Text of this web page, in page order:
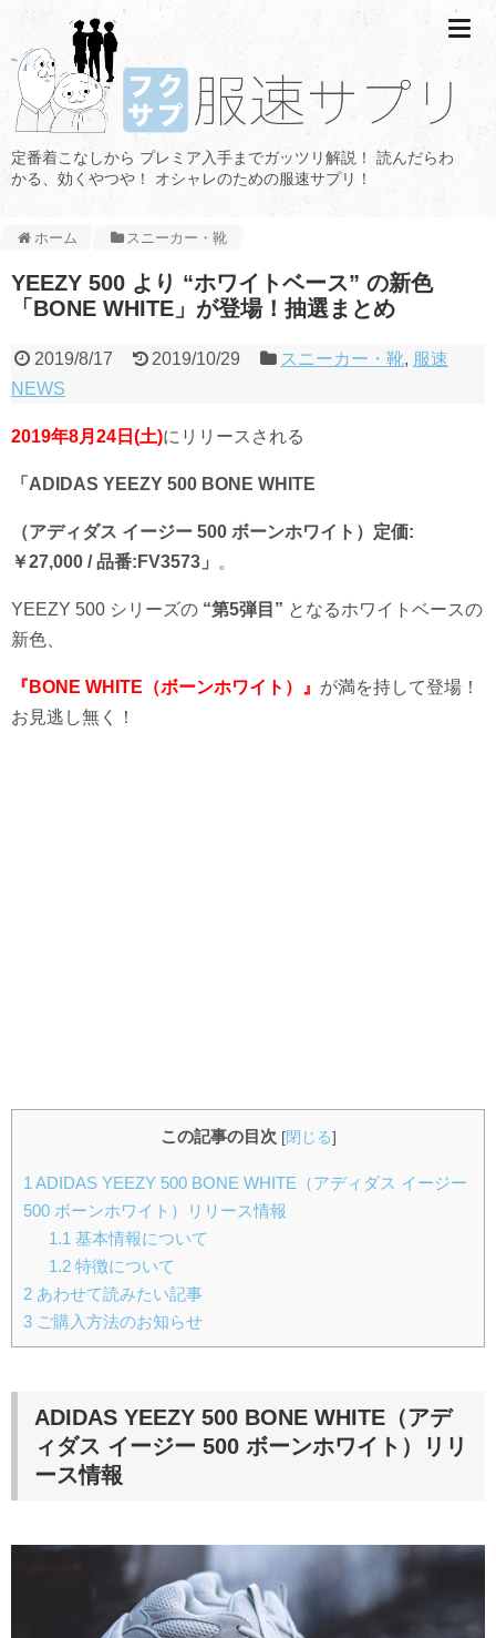
定番着こなしから プレミア入手までガッツリ解説！ 読んだらわ
かる、効くやつや！ オシャレのための服速サプリ！
ホーム スニーカー・靴
YEEZY 500 より “ホワイトベース” の新色
「BONE WHITE」が登場！抽選まとめ
2019/8/17 2019/10/29 スニーカー・靴, 服速
NEWS
2019年8月24日(土)にリリースされる
「ADIDAS YEEZY 500 BONE WHITE
（アディダス イージー 500 ボーンホワイト） 定価:
￥27,000 / 品番:FV3573」
。
YEEZY 500 シリーズの “第5弾目” となるホワイトベースの
新色、
『BONE WHITE（ボーンホワイト）』 が満を持して登場！
お見逃し無く！
この記事の目次 [閉じる]
1 ADIDAS YEEZY 500 BONE WHITE（アディダス イージー
500 ボーンホワイト）リリース情報
1.1 基本情報について
1.2特徴について
2 あわせて読みたい記事
3 ご購入方法のお知らせ
ADIDAS YEEZY 500 BONE WHITE（アデ
ィダス イージー 500 ボーンホワイト）
リリ
ース情報